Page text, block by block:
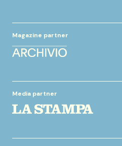
Magazine partner
Media partner